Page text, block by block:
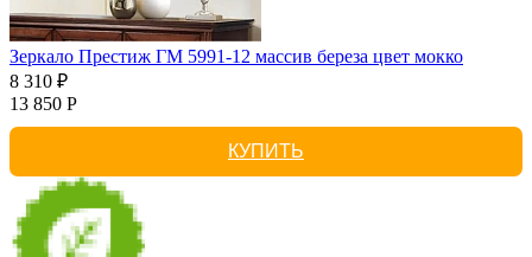
Зеркало Престиж ГМ 5991-12 массив береза цвет мокко
8 310 ₽
13 850 Р
КУПИТЬ